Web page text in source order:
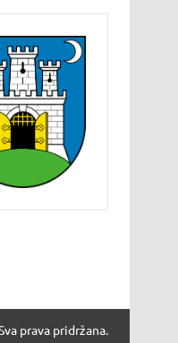
prava pridržana.